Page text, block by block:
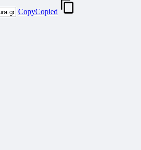
CopyCopied